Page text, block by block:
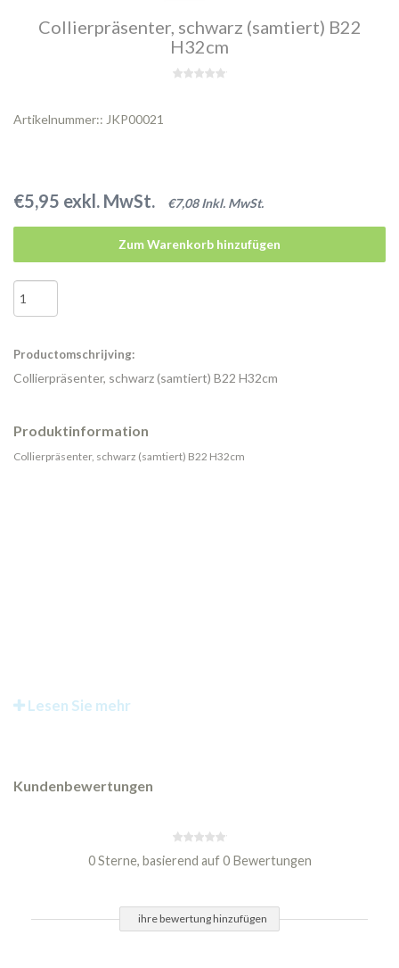
Collierpräsenter, schwarz (samtiert) B22
H32cm
Artikelnummer:: JKP00021
€5,95 exkl. MwSt. €7,08 Inkl. MwSt.
Zum Warenkorb hinzufügen
Productomschrijving:
Collierpräsenter, schwarz (samtiert) B22 H32cm
Produktinformation
Collierpräsenter, schwarz (samtiert) B22 H32cm
Lesen Sie mehr
Kundenbewertungen
0 Sterne, basierend auf 0 Bewertungen
ihre bewertung hinzufügen